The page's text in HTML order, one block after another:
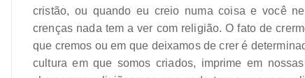
cristão, ou quando eu creio numa coisa e você
crenças nada tem a ver com religião. O fato de
que cremos ou em que deixamos de crer é
cultura em que somos criados, imprime em